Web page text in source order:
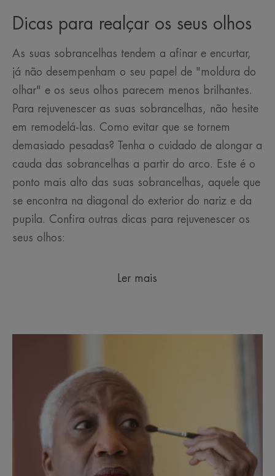
Dicas para realçar os seus olhos
As suas sobrancelhas tendem a afinar e encurtar,
já não desempenham o seu papel de "moldura do
olhar" e os seus olhos parecem menos brilhantes.
Para rejuvenescer as suas sobrancelhas, não hesite
em remodelá-las. Como evitar que se tornem
demasiado pesadas? Tenha o cuidado de alongar a
cauda das sobrancelhas a partir do arco. Este é o
ponto mais alto das suas sobrancelhas, aquele que
se encontra na diagonal do exterior do nariz e da
pupila. Confira outras dicas para rejuvenescer os
seus olhos:
Ler mais